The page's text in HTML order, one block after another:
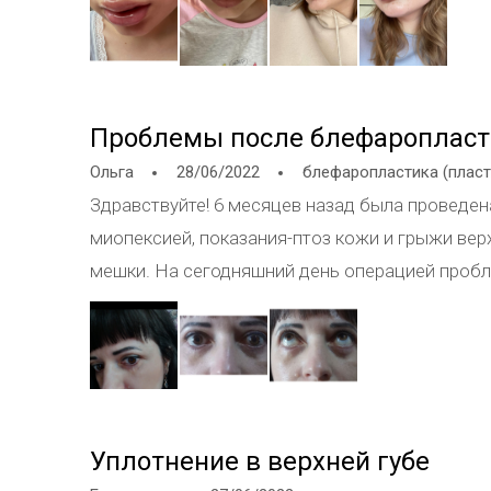
Проблемы после
Ольга 28/06/2022 блефаропластика
Здравствуйте! 6 месяцев назад была
миопексией, показания-птоз кожи и грыжи
мешки. На сегодняшний день операцией
реабилитации правое нижнее веко заживало
ощущение тяги правого нижнего века, вижу,
Имоферазу местно, массаж век. Прошел
непонятных мне образований, их хорошо
Уплотнение в верхней губе